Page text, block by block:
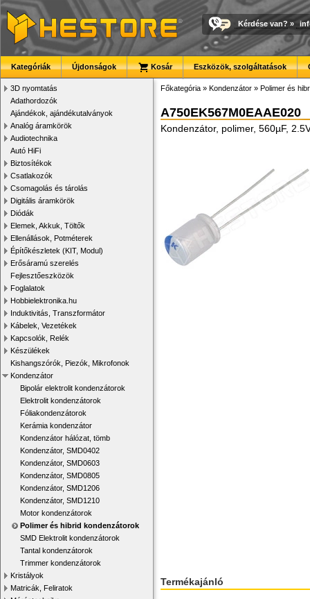
Kérdése van? »
Kategóriák Újdonságok Kosár Eszközök, szolgáltatások
3D nyomtatás
Adathordozók
Ajándékok, ajándékutalványok
Analóg áramkörök
Audiotechnika
Autó HiFi
Biztosítékok
Csatlakozók
Csomagolás és tárolás
Digitális áramkörök
Diódák
Elemek, Akkuk, Töltők
Ellenállások, Potméterek
Építőkészletek (KIT, Modul)
Erősáramú szerelés
Fejlesztőeszközök
Foglalatok
Hobbielektronika.hu
Induktivitás, Transzformátor
Kábelek, Vezetékek
Kapcsolók, Relék
Készülékek
Kishangszórók, Piezók, Mikrofonok
Kondenzátor
Bipolár elektrolit kondenzátorok
Elektrolit kondenzátorok
Fóliakondenzátorok
Kerámia kondenzátor
Kondenzátor hálózat, tömb
Kondenzátor, SMD0402
Kondenzátor, SMD0603
Kondenzátor, SMD0805
Kondenzátor, SMD1206
Kondenzátor, SMD1210
Motor kondenzátorok
Polimer és hibrid kondenzátorok
SMD Elektrolit kondenzátorok
Tantal kondenzátorok
Trimmer kondenzátorok
Kristályok
Matricák, Feliratok
Főkategória » Kondenzátor » Polimer és
A750EK567M0EAAE020
Kondenzátor, polimer, 560µF,
Termékajánló